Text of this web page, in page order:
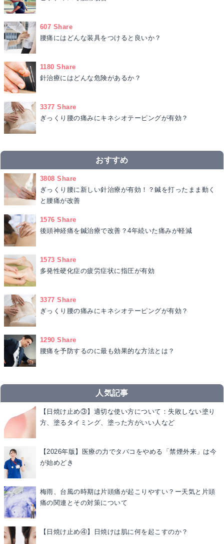
607 Share
腰痛にはどんな装具をつけると良いか？
1180 Share
針治療にはどんな危険があるか？
3377 Share
ぎっくり腰の痛みにキネシオテーピングが有効？
おすすめ
3808 Share
ぎっくり腰に新しい針治療が有効！？鍼を打ったまま動く
と腰痛が改善
1576 Share
後頭神経痛を鍼治療で改善？4年続いた痛みが軽減
1573 Share
多発性硬化症の疲労症状に指圧が有効
3377 Share
ぎっくり腰の痛みにキネシオテーピングが有効？
1290 Share
腰痛を予防するのに最も効果的な方法とは？
人気記事
【日焼け止め③】適切な使い方について：失敗しない塗り
方、塗るタイミング、塗った方がいい人など
【2026年版】医療の力でタバコをやめる「禁煙外来」は今
が始めどき
梅雨、台風の時期は片頭痛が起こりやすい？ー天気と片頭
痛の関連とその対策について
【日焼け止め④】日焼けは肌に何を起こすのか？